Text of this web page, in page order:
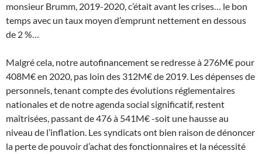
monsieur Brumm, 2019-2020, c’était avant les crises… le bon
temps avec un taux moyen d’emprunt nettement en dessous
de 2 %…
Malgré cela, notre autofinancement se redresse à 276M€ pour
408M€ en 2020, pas loin des 312M€ de 2019. Les dépenses de
personnels, tenant compte des évolutions réglementaires
nationales et de notre agenda social significatif, restent
maîtrisées, passant de 476 à 541M€ -soit une hausse au
niveau de l’inflation. Les syndicats ont bien raison de dénoncer
la perte de pouvoir d’achat des fonctionnaires et la nécessité